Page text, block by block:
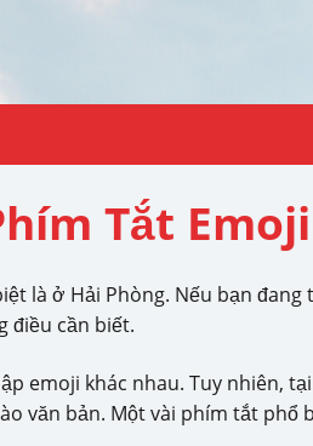
Tắt
là ở Hải Phòng. Nếu bạn đang
điều cần biết.
emoji khác nhau. Tuy nhiên,
văn bản. Một vài phím tắt phổ